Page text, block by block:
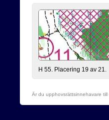
H 55. Placering 19 av 21.
Är du upphovsrättsinnehavare